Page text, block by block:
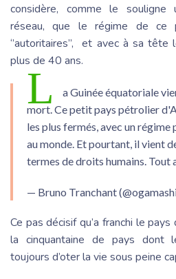
considère, comme le
réseau, que le régime de ce
‘’autoritaires’’, et avec à sa
plus de 40 ans.
L
a Guinée équatoriale
mort. Ce petit pays pétrolier
les plus fermés, avec un
au monde. Et pourtant, il vient
termes de droits humains. Tout
— Bruno Tranchant
Ce pas décisif qu’a franchi le
la cinquantaine de pays dont
toujours d’oter la vie sous peine